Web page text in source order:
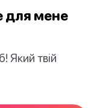
для мене
Який твій